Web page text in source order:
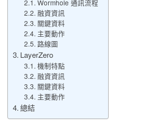
Wormhole 通訊流程
融資資訊
關鍵資料
主要動作
路線圖
LayerZero
機制特點
融資資訊
關鍵資料
主要動作
總結